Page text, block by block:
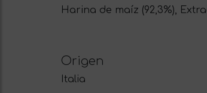
Harina de maíz (92,3%),
Origen
Italia